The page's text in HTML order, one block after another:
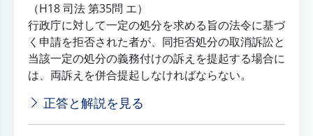
（H18 司法 第35問 エ）
行政庁に対して一定の処分を求める旨の法令に基づ
く申請を拒否された者が、同拒否処分の取消訴訟と
当該一定の処分の義務付けの訴えを提起する場合に
は、両訴えを併合提起しなければならない。
正答と解説を見る